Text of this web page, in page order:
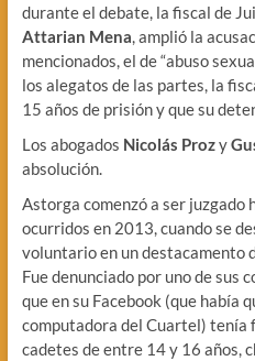
durante el debate, la fiscal de
Attarian Mena, amplió la
mencionados, el de “abuso
los alegatos de las partes, la
15 años de prisión y que su
Los abogados Nicolás Prozy
absolución.
Astorga comenzó a ser juzgado
ocurridos en 2013, cuando se
voluntario en un destacamento
Fue denunciado por uno de sus
que en su Facebook (que había
computadora del Cuartel) tenía
cadetes de entre 14 y 16 años,